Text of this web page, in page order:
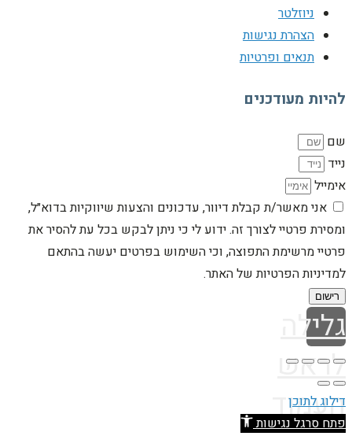
ניוזלטר
הצהרת נגישות
תנאים ופרטיות
להיות מעודכנים
שם
נייד
אימייל
אני מאשר/ת קבלת דיוור, עדכונים והצעות שיווקיות בדוא״ל,
ומסירת פרטיי לצורך זה. ידוע לי כי ניתן לבקש בכל עת להסיר את
פרטיי מרשימת התפוצה, וכי השימוש בפרטים יעשה בהתאם
למדיניות הפרטיות של האתר.
רישום
גלילה
לראש
העמוד
דילוג לתוכן
פתח סרגל נגישות